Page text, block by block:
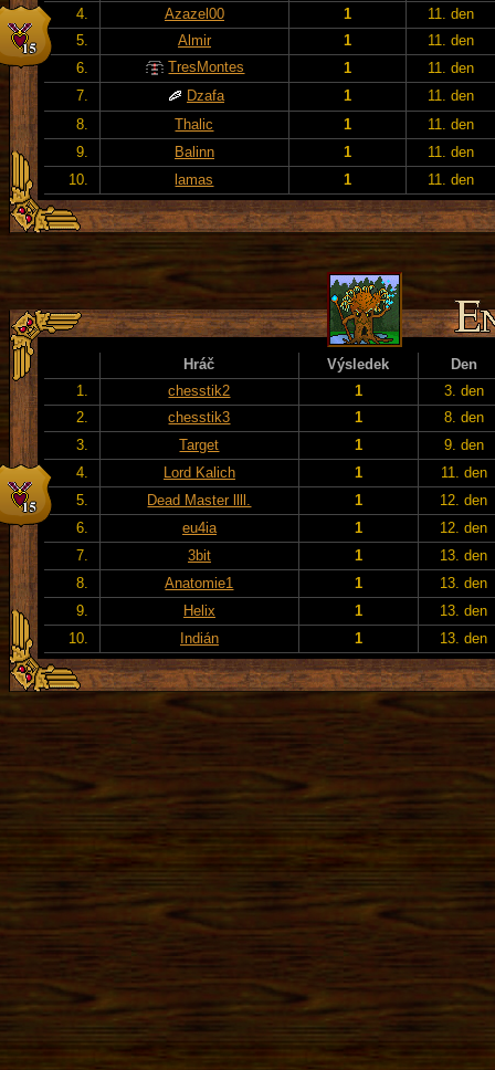
4.
Azazel00 1
11. den
5.
Almir 1
11. den
6.
TresMontes 1
11. den
7.
Dzafa 1
11. den
8.
Thalic 1
11. den
9.
Balinn 1
11. den
10.
lamas 1 11. den
Hráč Výsledek
Den
1.
chesstik2 1
3. den
2.
chesstik3 1
8. den
3.
Target 1
9. den
4.
Lord Kalich 1
11. den
5.
Dead Master llll. 1
12. den
6.
eu4ia 1
12. den
7.
3bit 1
13. den
8.
Anatomie1 1
13. den
9.
Helix 1
13. den
10.
Indián 1 13. den